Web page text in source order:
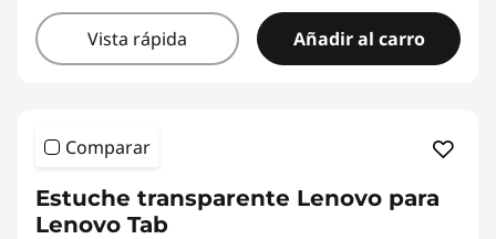
Vista rápida Añadir al carro
Comparar
Estuche transparente Lenovo para
Lenovo Tab